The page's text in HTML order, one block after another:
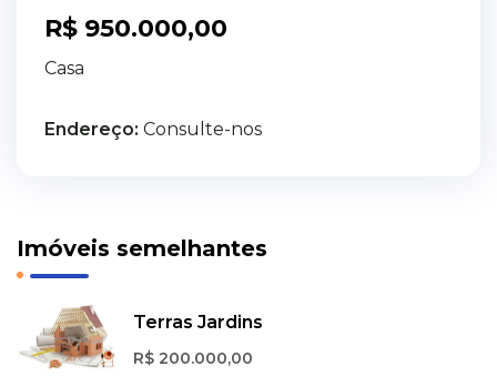
R$ 950.000,00
Casa
Endereço: Consulte-nos
Imóveis semelhantes
Terras Jardins
R$ 200.000,00